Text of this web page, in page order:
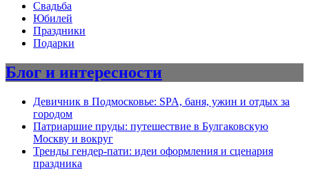
Свадьба
Юбилей
Праздники
Подарки
Блог и интересности
Девичник в Подмосковье: SPA, баня, ужин и отдых за
городом
Патриаршие пруды: путешествие в Булгаковскую
Москву и вокруг
Тренды гендер-пати: идеи оформления и сценария
праздника